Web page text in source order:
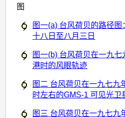
图
图一(a) 台风荷贝的路径
十八日至八月三日
图一(b) 台风荷贝在一九
港时的风眼轨迹
图二 台风荷贝在一九七九
时左右的GMS-1 可见光卫
图三 台风荷贝在一九七九